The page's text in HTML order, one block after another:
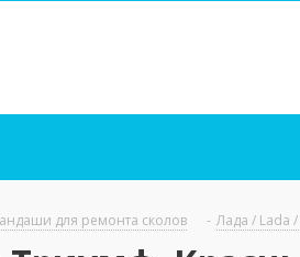
для ремонта сколов - Лада / Lada